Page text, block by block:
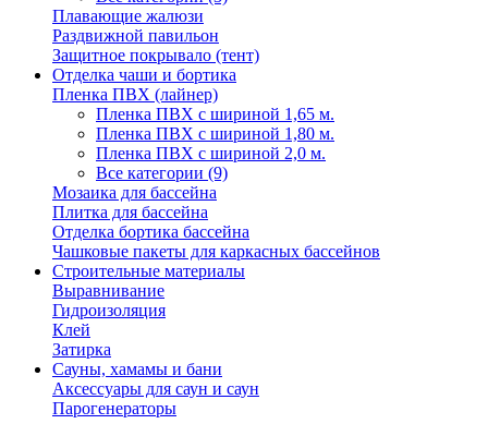
Плавающие жалюзи
Раздвижной павильон
Защитное покрывало (тент)
Отделка чаши и бортика
Пленка ПВХ (лайнер)
Пленка ПВХ с шириной 1,65 м.
Пленка ПВХ с шириной 1,80 м.
Пленка ПВХ с шириной 2,0 м.
Все категории (9)
Мозаика для бассейна
Плитка для бассейна
Отделка бортика бассейна
Чашковые пакеты для каркасных бассейнов
Строительные материалы
Выравнивание
Гидроизоляция
Клей
Затирка
Сауны, хамамы и бани
Аксессуары для саун и саун
Парогенераторы